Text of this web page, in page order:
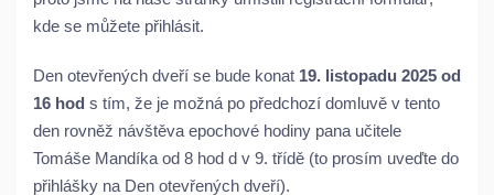
kde se můžete přihlásit.
Den otevřených dveří se bude konat 19. listopadu 2025 od
16 hod s tím, že je možná po předchozí domluvě v tento
den rovněž návštěva epochové hodiny pana učitele
Tomáše Mandíka od 8 hod d v 9. třídě (to prosím uveďte do
přihlášky na Den otevřených dveří).